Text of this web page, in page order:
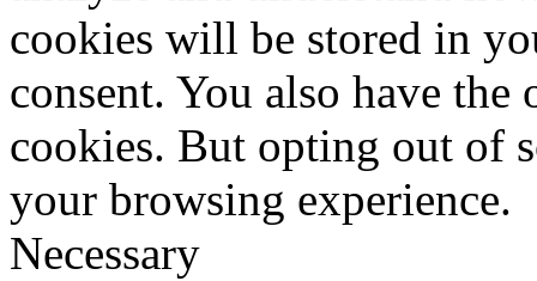
cookies will be stored in
consent. You also have
cookies. But opting out of
your browsing experience.
Necessary